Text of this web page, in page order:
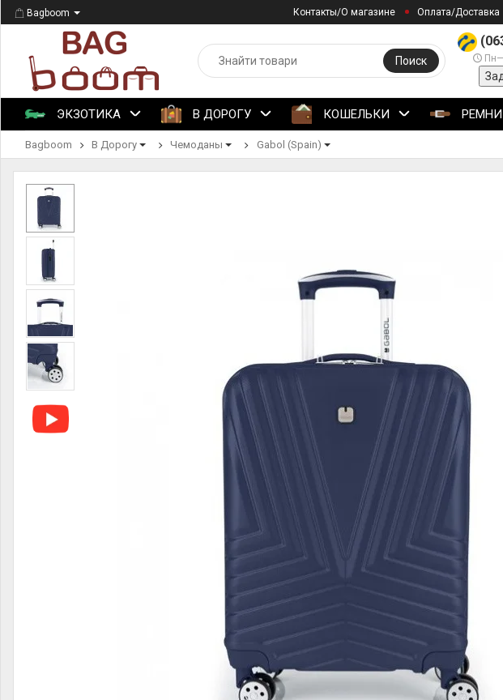
Bagboom Контакты/О магазине Оплата/Доставка
Поиск
ЭКЗОТИКА В ДОРОГУ КОШЕЛЬКИ РЕМНИ
Bagboom В Дорогу Чемоданы Gabol (Spain)